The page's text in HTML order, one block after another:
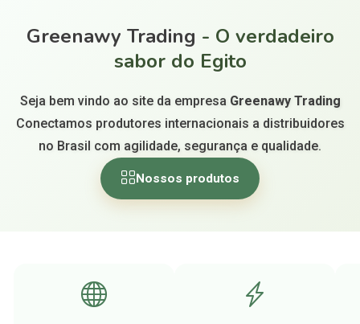
Greenawy Trading - O verdadeiro
sabor do Egito
Seja bem vindo ao site da empresa Greenawy Trading
Conectamos produtores internacionais a distribuidores
no Brasil com agilidade, segurança e qualidade.
Nossos produtos